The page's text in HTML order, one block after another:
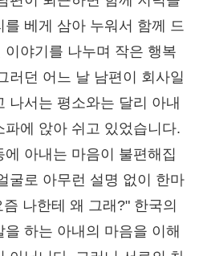
베게 삼아 누워서 함께 드
야기를 나누며 작은 행복
러던 어느 날 남편이 회사일
나서는 평소와는 달리 아내
에 앉아 쉬고 있었습니다.
아내는 마음이 불편해집
굴로 아무런 설명 없이 한마
나한테 왜 그래?" 한국의
하는 아내의 마음을 이해